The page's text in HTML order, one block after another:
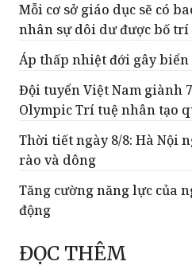
Mỗi cơ sở giáo dục sẽ có
nhân sự dôi dư được bố trí
Áp thấp nhiệt đới gây biển
Đội tuyển Việt Nam giành
Olympic Trí tuệ nhân tạo
Thời tiết ngày 8/8: Hà Nội
rào và dông
Tăng cường năng lực của
động
ĐỌC THÊM